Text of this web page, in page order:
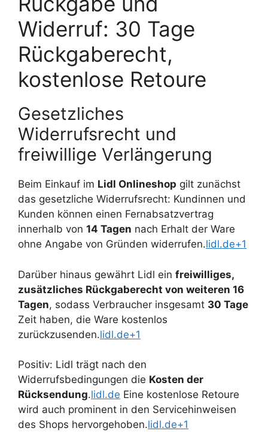
Widerruf: 30 Tage
Rückgaberecht,
kostenlose Retoure
Gesetzliches
Widerrufsrecht und
freiwillige Verlängerung
Beim Einkauf im Lidl Onlineshop gilt zunächst
das gesetzliche Widerrufsrecht: Kundinnen und
Kunden können einen Fernabsatzvertrag
innerhalb von 14 Tagen nach Erhalt der Ware
ohne Angabe von Gründen widerrufen.lidl.de+1
Darüber hinaus gewährt Lidl ein freiwilliges,
zusätzliches Rückgaberecht von weiteren 16
Tagen, sodass Verbraucher insgesamt 30 Tage
Zeit haben, die Ware kostenlos
zurückzusenden.lidl.de+1
Positiv: Lidl trägt nach den
Widerrufsbedingungen die Kosten der
Rücksendung.lidl.de Eine kostenlose Retoure
wird auch prominent in den Servicehinweisen
des Shops hervorgehoben.lidl.de+1